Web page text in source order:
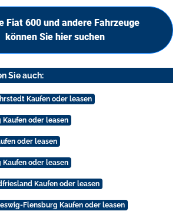
Fiat 600 und andere Fahrzeuge
können Sie hier suchen
Sie auch:
Kaufen oder leasen
Kaufen oder leasen
oder leasen
Kaufen oder leasen
Kaufen oder leasen
Flensburg Kaufen oder leasen